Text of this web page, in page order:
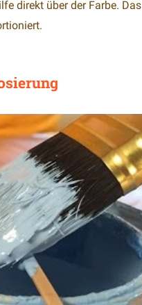
direkt über der Farbe. Das